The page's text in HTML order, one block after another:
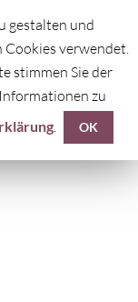
gestalten und
Cookies verwendet.
stimmen Sie der
zu
. OK